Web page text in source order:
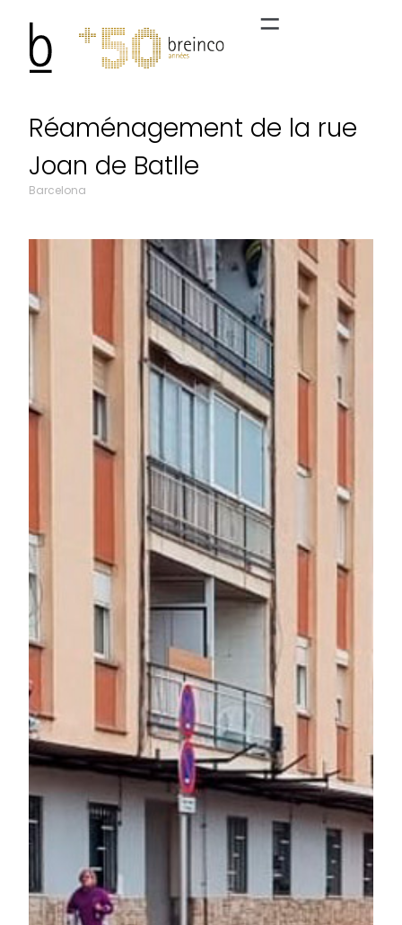
Réaménagement de la rue
Joan de Batlle
Barcelona